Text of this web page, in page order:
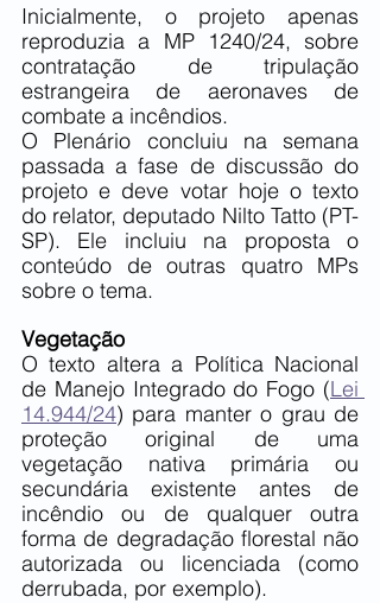
Inicialmente, o projeto apenas
reproduzia a MP 1240/24, sobre
contratação de tripulação
estrangeira de aeronaves de
combate a incêndios.
O Plenário concluiu na semana
passada a fase de discussão do
projeto e deve votar hoje o texto
do relator, deputado Nilto Tatto (PT-
SP). Ele incluiu na proposta o
conteúdo de outras quatro MPs
sobre o tema.
Vegetação
O texto altera a Política Nacional
de Manejo Integrado do Fogo (Lei
14.944/24) para manter o grau de
proteção original de uma
vegetação nativa primária ou
secundária existente antes de
incêndio ou de qualquer outra
forma de degradação florestal não
autorizada ou licenciada (como
derrubada, por exemplo).